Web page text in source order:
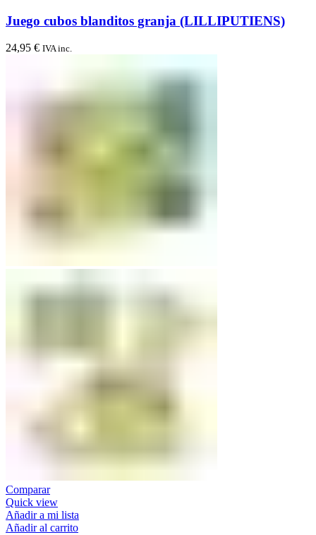
Juego cubos blanditos granja (LILLIPUTIENS)
24,95 € IVA inc.
Comparar
Quick view
Añadir a mi lista
Añadir al carrito